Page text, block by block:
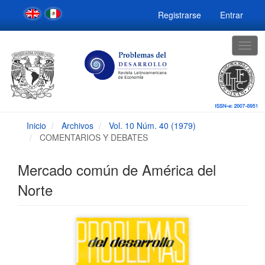
Navegación
principal
Contenido
Barra
lateral
Registrarse Entrar
Inicio Archivos
Vol. 10 Núm. 40 (1979)
COMENTARIOS Y DEBATES
Mercado común de América del
Norte